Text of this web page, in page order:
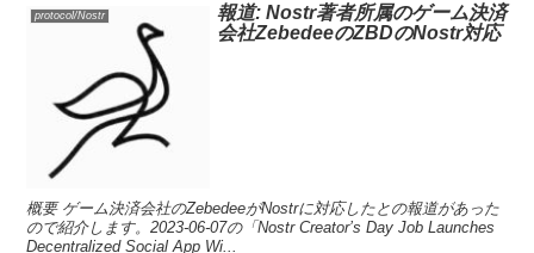
protocol/Nostr
報道: Nostr著者所属のゲーム決済
会社ZebedeeのZBDのNostr対応
概要 ゲーム決済会社のZebedeeがNostrに対応したとの報道があった
ので紹介します。2023-06-07の「Nostr Creator’s Day Job Launches
Decentralized Social App Wi...